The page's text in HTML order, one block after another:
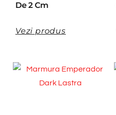
De 2 Cm
Vezi produs